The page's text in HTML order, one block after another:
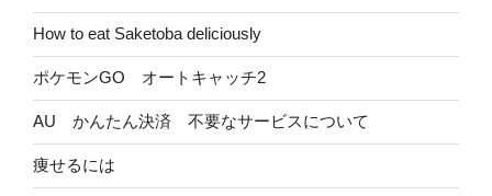
How to eat Saketoba deliciously
ポケモンGO オートキャッチ2
AU かんたん決済 不要なサービスについて
痩せるには